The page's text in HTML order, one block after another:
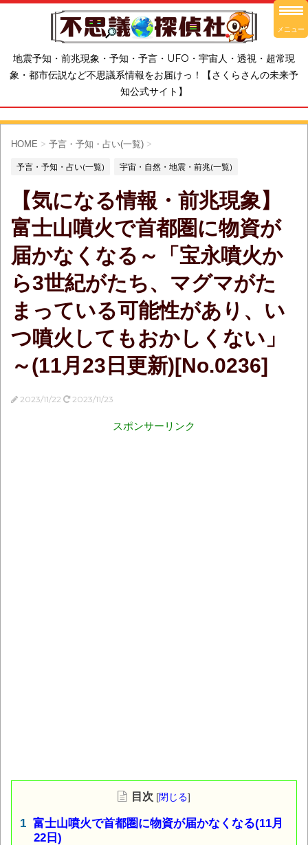
地震予知・前兆現象・予知・予言・UFO・宇宙人・透視・超常現
象・都市伝説など不思議系情報をお届けっ！【さくらさんの未来予
知公式サイト】
HOME > 予言・予知・占い(一覧) >
予言・予知・占い(一覧) 宇宙・自然・地震・前兆(一覧)
【気になる情報・前兆現象】
富士山噴火で首都圏に物資が
届かなくなる～「宝永噴火か
ら3世紀がたち、マグマがた
まっている可能性があり、い
つ噴火してもおかしくない」
～(11月23日更新)[No.0236]
2023/11/22 2023/11/23
スポンサーリンク
目次 [閉じる]
富士山噴火で首都圏に物資が届かなくなる(11月
22日)
メニュー